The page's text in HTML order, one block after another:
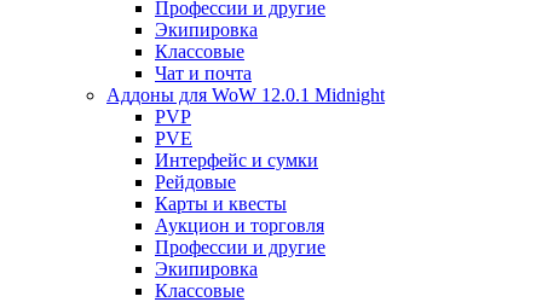
Профессии и другие
Экипировка
Классовые
Чат и почта
Аддоны для WoW 12.0.1 Midnight
PVP
PVE
Интерфейс и сумки
Рейдовые
Карты и квесты
Аукцион и торговля
Профессии и другие
Экипировка
Классовые